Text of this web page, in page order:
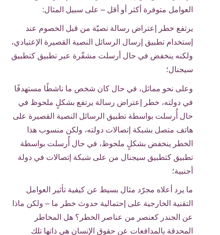
العوامل متوفرة أكثر أو أقل – على سبيل المثال:
يرتفع خطر إعتراض رسالة نصيّة من قبل الخصوم عند
إستخدام تطبيق إرسال الرسائل النصية القصيرة الإعتيادي،
ولكنه ينخفض في حال أرسلت مشفّرة عبر تطبيق كتطبيق
سيجنال؛
وعلى نحو مماثل، في حال كان شخص ما ناشطًا مستهدفًا
في دولته، خطر إعتراض رسالة يرتفع بشكلٍ ملحوظ في
حال أُرسلت بواسطة تطبيق الرسائل النصية القصيرة على
هاتف متصل بشبكة إتصالات دولته، ولكن منسوب هذا
الخطر ينخفض بشكلٍ ملحوظ، في حال أُرسلت بواسطة
تطبيق كتطبيق سيجنال من على شبكة إتصالات في دولة
أجنبية؛
ما يرد أعلاه مجرّد مثال بسيط عن كيفية تأثير العوامل
التقنية الخارجية على إحتمالية حدوث خطر ما – ولكن ماذا
عن الجندر كعنصر من عناصر الخطر؟ هل المخاطر
المحدقة بالمدافعات عن حقوق الإنسان هي ذاتها تلك